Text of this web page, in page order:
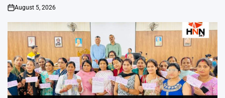
on
August 5, 2026